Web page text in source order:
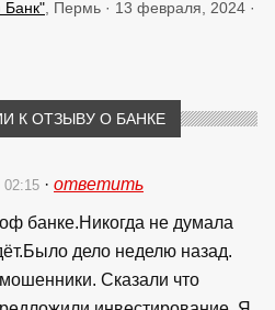
Банк" , Пермь · 13 февраля, 2024 ·
К ОТЗЫВУ О БАНКЕ
· ответить
банке.Никогда не думала
дело неделю назад.
Сказали что